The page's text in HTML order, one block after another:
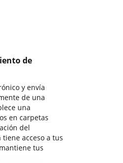
de
y envía
de una
una
en carpetas
del
acceso a tus
tus